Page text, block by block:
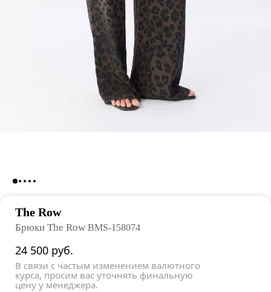
The Row
Брюки The Row BMS-158074
24 500 руб.
В связи с частым изменением валютного
курса, просим вас уточнять финальную
цену у менеджера.